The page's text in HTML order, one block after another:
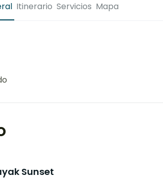
Itinerario Servicios Mapa
Sunset